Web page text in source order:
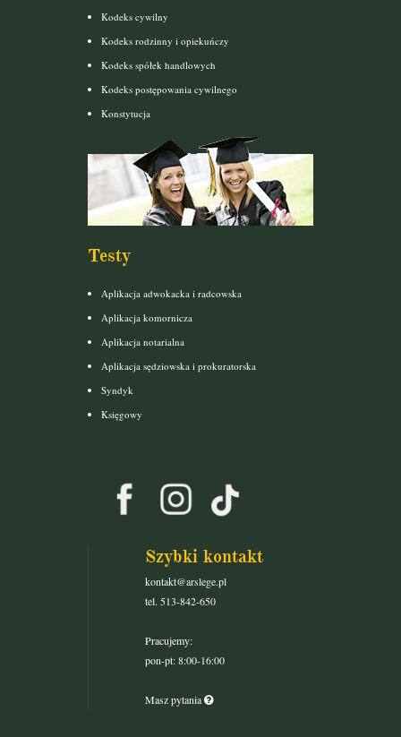
Kodeks cywilny
Kodeks rodzinny i opiekuńczy
Kodeks spółek handlowych
Kodeks postępowania cywilnego
Konstytucja
Testy
Aplikacja adwokacka i radcowska
Aplikacja komornicza
Aplikacja notarialna
Aplikacja sędziowska i prokuratorska
Syndyk
Księgowy
Szybki kontakt
kontakt@arslege.pl
tel. 513-842-650
Pracujemy:
pon-pt: 8:00-16:00
Masz pytania